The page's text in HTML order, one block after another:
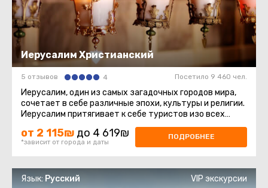
Иерусалим Христианский
5 отзывов 4 Посетило 9 460 чел.
Иерусалим, один из самых загадочных городов мира,
сочетает в себе различные эпохи, культуры и религии.
Иерусалим притягивает к себе туристов изо всех
от 2 115₪ до 4 619₪
*зависит от города и даты
ПОДРОБНЕЕ
Язык: Русский VIP экскурсии